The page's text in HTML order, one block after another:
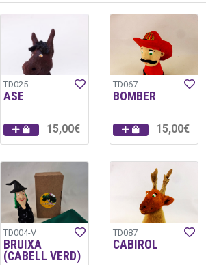
TD025
ASE
15,00€
TD067
BOMBER
15,00€
TD004-V
BRUIXA
(CABELL VERD)
TD087
CABIROL